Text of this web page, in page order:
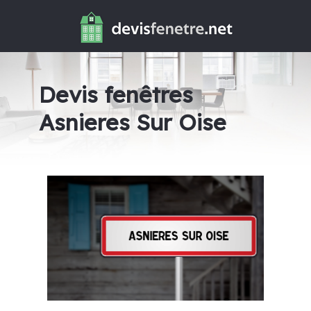
Devis fenêtres
Asnieres Sur Oise